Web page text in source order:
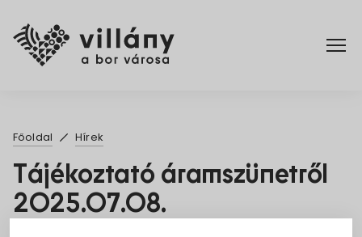
Elérhetőségek
Hírek
Főoldal Hírek
Tájékoztató áramszünetről
2025.07.08.